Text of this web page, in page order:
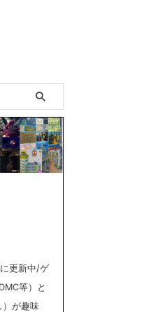
更新中/ゲ
等）と
）が趣味